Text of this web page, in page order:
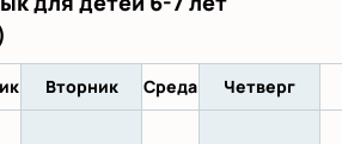
Вторник Среда Четверг